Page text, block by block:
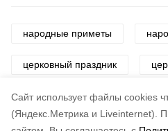
Cайт использует файлы cookies
(Яндекс.Метрика и Liveinternet).
народные приметы
церковный праздник
погода праздник